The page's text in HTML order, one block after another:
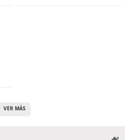
VER MÁS